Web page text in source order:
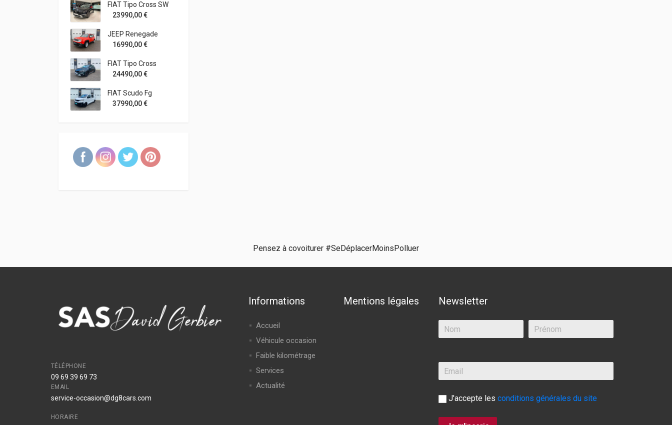
FIAT Tipo Cross SW
23990,00€
JEEP Renegade
16990,00€
FIAT Tipo Cross
24490,00€
FIAT Scudo Fg
37990,00€
Pensez à covoiturer #SeDéplacerMoinsPolluer
TÉLÉPHONE
09 69 39 69 73
EMAIL
service-occasion@dg8cars.com
HORAIRE
Informations
Accueil
Véhicule occasion
Faible kilométrage
Services
Actualité
Mentions légales Newsletter
J'accepte les conditions générales du site